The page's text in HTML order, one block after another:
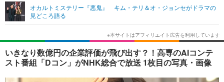
ショッピング その他
エンタメTOP
韓国・芸能
音楽 スポーツ
ライフ
ライフTOP グルメ
ペット ショッピング
その他
リリース一覧
プッシュ通知の停止方法
オカルトミステリー『悪鬼』 キム・テリ＆オ・ジョンセがドラマの
見どころ語る
いきなり数億円の企業評価が飛び出す？！高専のAIコンテ
スト番組「Dコン」がNHK総合で放送 1枚目の写真・画像